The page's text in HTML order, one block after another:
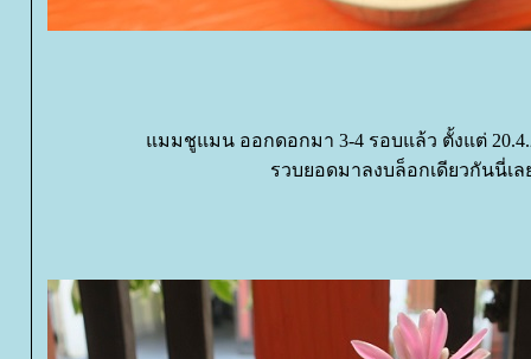
มมชูแมน ออกดอกมา 3-4 รอบแล้ว ตั้งแต่
รวบยอดมาลงบล็อกเดียวกันนี่เ